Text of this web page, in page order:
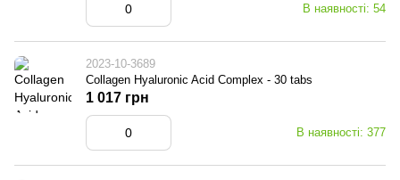
В наявності: 54
2023-10-3689
Collagen Hyaluronic Acid Complex - 30 tabs
В наявності: 377
1 017 грн